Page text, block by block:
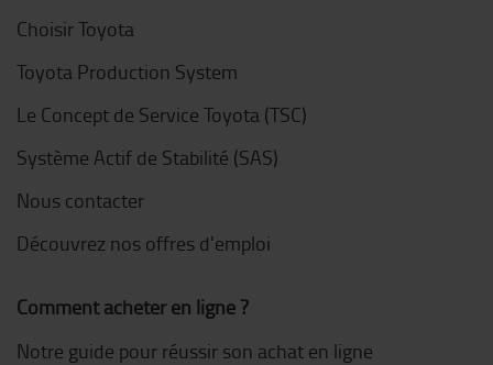
Choisir Toyota
Toyota Production System
Le Concept de Service Toyota (TSC)
Système Actif de Stabilité (SAS)
Nous contacter
Découvrez nos offres d'emploi
Comment acheter en ligne ?
Notre guide pour réussir son achat en ligne